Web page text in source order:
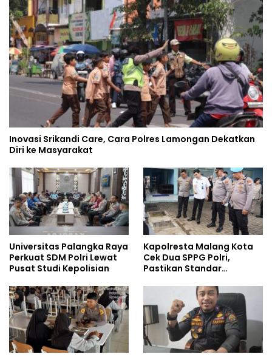
Inovasi Srikandi Care, Cara Polres Lamongan Dekatkan
Diri ke Masyarakat
Universitas Palangka Raya
Perkuat SDM Polri Lewat
Pusat Studi Kepolisian
Kapolresta Malang Kota
Cek Dua SPPG Polri,
Pastikan Standar
Pengelolaan Limbah
Berjalan Optimal